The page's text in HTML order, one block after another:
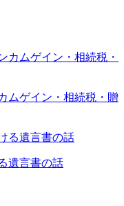
ムゲイン・相続税・贈
遺言書の話